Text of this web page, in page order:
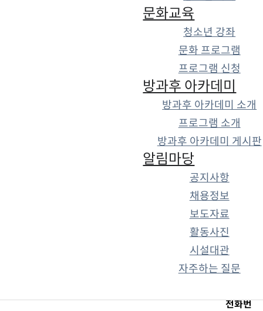
문화교육
청소년 강좌
문화 프로그램
프로그램 신청
방과후 아카데미
방과후 아카데미 소개
프로그램 소개
방과후 아카데미 게시판
알림마당
공지사항
채용정보
보도자료
활동사진
시설대관
자주하는 질문
연천군청소년육성재단
전화번